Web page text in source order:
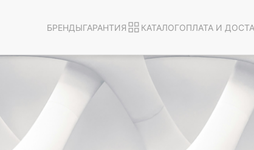
БРЕНДЫГАРАНТИЯ КАТАЛОГОПЛАТА И